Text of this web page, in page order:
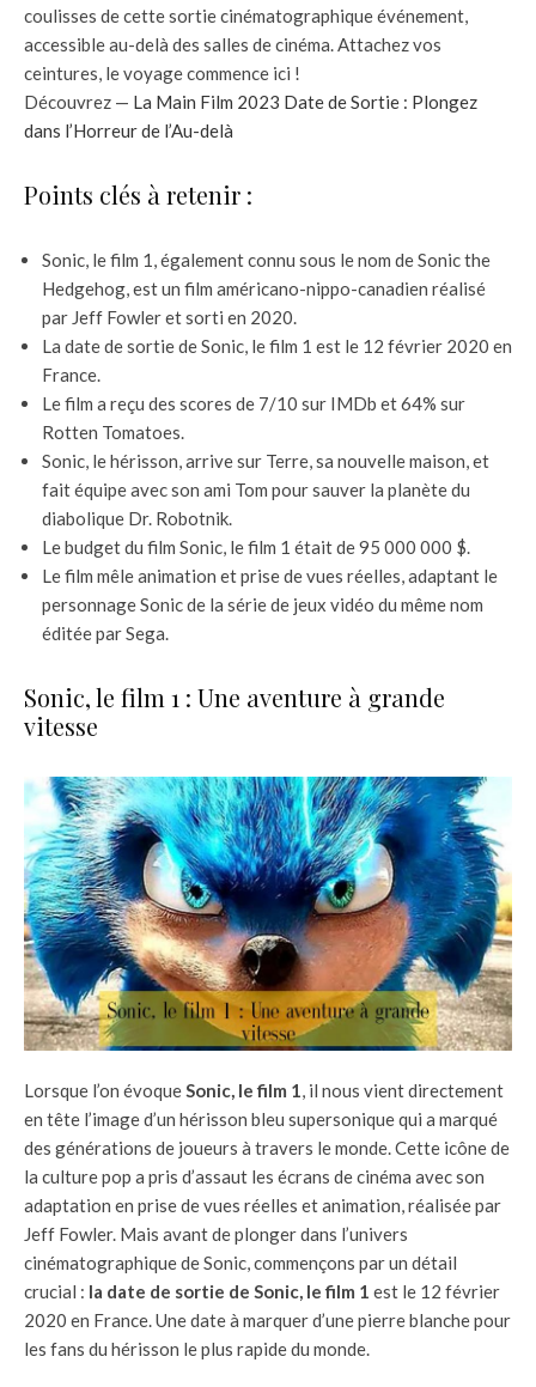
coulisses de cette sortie cinématographique événement,
accessible au-delà des salles de cinéma. Attachez vos
ceintures, le voyage commence ici !
Découvrez — La Main Film 2023 Date de Sortie : Plongez
dans l’Horreur de l’Au-delà
Points clés à retenir :
Sonic, le film 1, également connu sous le nom de Sonic the
Hedgehog, est un film américano-nippo-canadien réalisé
par Jeff Fowler et sorti en 2020.
La date de sortie de Sonic, le film 1 est le 12 février 2020 en
France.
Le film a reçu des scores de 7/10 sur IMDb et 64% sur
Rotten Tomatoes.
Sonic, le hérisson, arrive sur Terre, sa nouvelle maison, et
fait équipe avec son ami Tom pour sauver la planète du
diabolique Dr. Robotnik.
Le budget du film Sonic, le film 1 était de 95 000 000 $.
Le film mêle animation et prise de vues réelles, adaptant le
personnage Sonic de la série de jeux vidéo du même nom
éditée par Sega.
Sonic, le film 1 : Une aventure à grande
vitesse
Lorsque l’on évoqueSonic, le film 1, il nous vient directement
en tête l’image d’un hérisson bleu supersonique qui a marqué
des générations de joueurs à travers le monde. Cette icône de
la culture pop a pris d’assaut les écrans de cinéma avec son
adaptation en prise de vues réelles et animation, réalisée par
Jeff Fowler. Mais avant de plonger dans l’univers
cinématographique de Sonic, commençons par un détail
crucial : la date de sortie de Sonic, le film 1 est le 12 février
2020 en France. Une date à marquer d’une pierre blanche pour
les fans du hérisson le plus rapide du monde.